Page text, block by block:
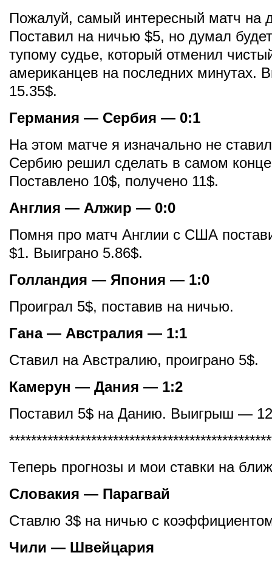
Пожалуй, самый интересный матч на
Поставил на ничью $5, но думал
тупому судье, который отменил
американцев на последних минутах.
15.35$.
Германия — Сербия — 0:1
На этом матче я изначально не
Сербию решил сделать в самом
Поставлено 10$, получено 11$.
Англия — Алжир — 0:0
Помня про матч Англии с США
$1. Выиграно 5.86$.
Голландия — Япония — 1:0
Проиграл 5$, поставив на ничью.
Гана — Австралия — 1:1
Ставил на Австралию, проиграно 5$.
Камерун — Дания — 1:2
Поставил 5$ на Данию. Выигрыш —
Теперь прогнозы и мои ставки на
Словакия — Парагвай
Ставлю 3$ на ничью с
Чили — Швейцария